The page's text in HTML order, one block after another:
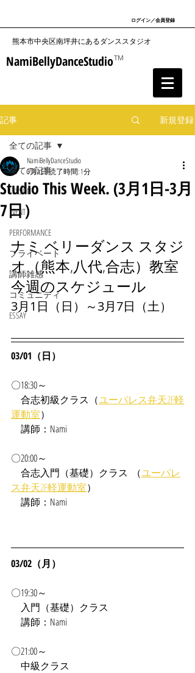
ログイン／会員登録
​熊本市中央区南坪井にあるダンススタジオ
NamiBellyDanceStudioTM
記事 新規登録
全ての記事
LESSON
EVENT
PERFORMANCE
プライベート
講師雑感
コミュニティ
ESSAY
全ての記事
Studio This Week. (3月1日-3月
7日）
NamiBellyDanceStudio
3月1日読了時間: 1分
ナミ ベリーダンス スタジ
オ（熊本,八代,合志）教室
今週のスケジュール
3月1日（日）～3月7日（土）
03/01（日）
〇18:30～
合志初級クラス（ユーパレス弁天2F軽
運動室）
講師：Nami
〇20:00～
合志入門（基礎）クラス  （ユーパレ
ス弁天2F軽運動室）
講師：Nami
03/02（月）
〇19:30～
入門（基礎）クラス
講師：Nami
〇21:00～
中級クラス